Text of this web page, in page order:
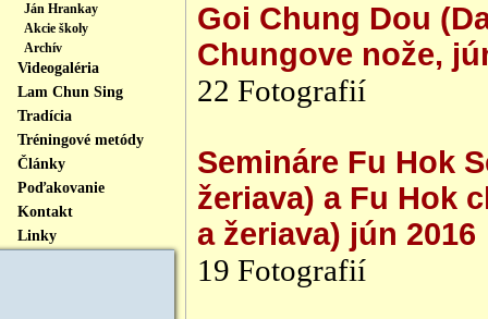
Ján Hrankay
Akcie školy
Archív
Videogaléria
Lam Chun Sing
Tradícia
Tréningové metódy
Články
Poďakovanie
Kontakt
Linky
Goi Chung Dou
Chungove nože,
22 Fotografií
Semináre Fu Hok
žeriava) a Fu Hok
a žeriava) jún 2016
19 Fotografií